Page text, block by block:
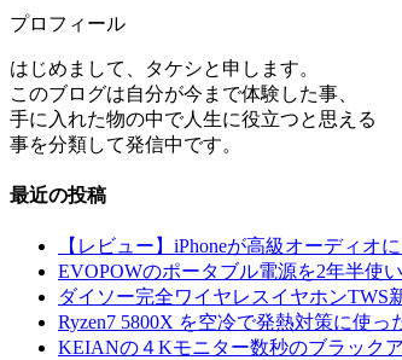
プロフィール
はじめまして、タケシと申します。
このブログは自分が今まで体験した事、
手に入れた物の中で人生に役立つと思える
事を分類して発信中です。
最近の投稿
【レビュー】iPhoneが高級オーディオ
EVOPOWのポータブル電源を2年半使
ダイソー完全ワイヤレスイヤホンTWS
Ryzen7 5800X を空冷で発熱対策に使っ
KEIANの４Kモニター数秒のブラック